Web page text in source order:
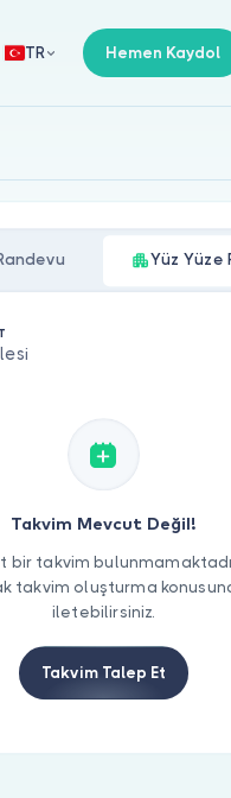
TR Hemen Kaydol
Yüz Yüze
Takvim Mevcut Değil!
bir takvim
takvim oluşturma
iletebilirsiniz.
Takvim Talep Et